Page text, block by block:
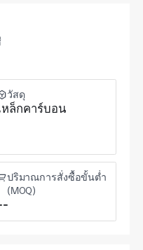
วัสดุ
หล็กคาร์บอน
ปริมาณการสั่งซื้อขั้นต่ำ
(MOQ)